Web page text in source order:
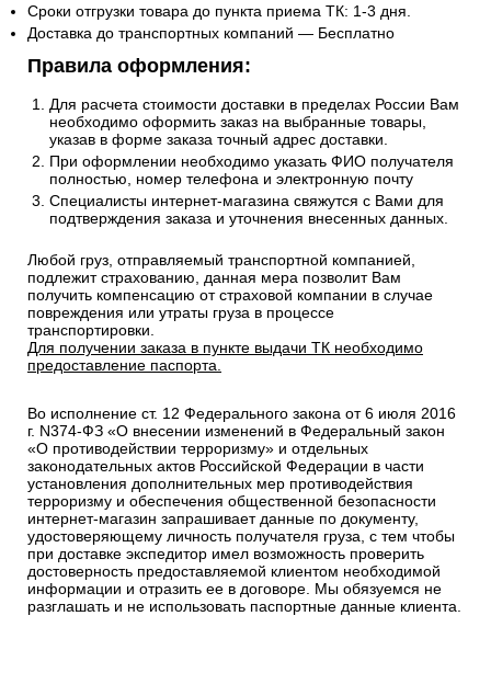
Сроки отгрузки товара до пункта приема ТК: 1-3 дня.
Доставка до транспортных компаний — Бесплатно
Правила оформления:
Для расчета стоимости доставки в пределах России Вам
необходимо оформить заказ на выбранные товары,
указав в форме заказа точный адрес доставки.
При оформлении необходимо указать ФИО получателя
полностью, номер телефона и электронную почту
Специалисты интернет-магазина свяжутся с Вами для
подтверждения заказа и уточнения внесенных данных.
Любой груз, отправляемый транспортной компанией,
подлежит страхованию, данная мера позволит Вам
получить компенсацию от страховой компании в случае
повреждения или утраты груза в процессе
транспортировки.
Для получении заказа в пункте выдачи ТК необходимо
предоставление паспорта.
Во исполнение ст. 12 Федерального закона от 6 июля 2016
г. N374-ФЗ «О внесении изменений в Федеральный закон
«О противодействии терроризму» и отдельных
законодательных актов Российской Федерации в части
установления дополнительных мер противодействия
терроризму и обеспечения общественной безопасности
интернет-магазин запрашивает данные по документу,
удостоверяющему личность получателя груза, с тем чтобы
при доставке экспедитор имел возможность проверить
достоверность предоставляемой клиентом необходимой
информации и отразить ее в договоре. Мы обязуемся не
разглашать и не использовать паспортные данные клиента.